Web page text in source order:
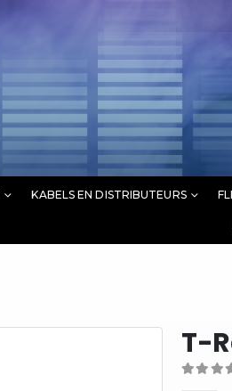
KABELS EN DISTRIBUTEURS
T-